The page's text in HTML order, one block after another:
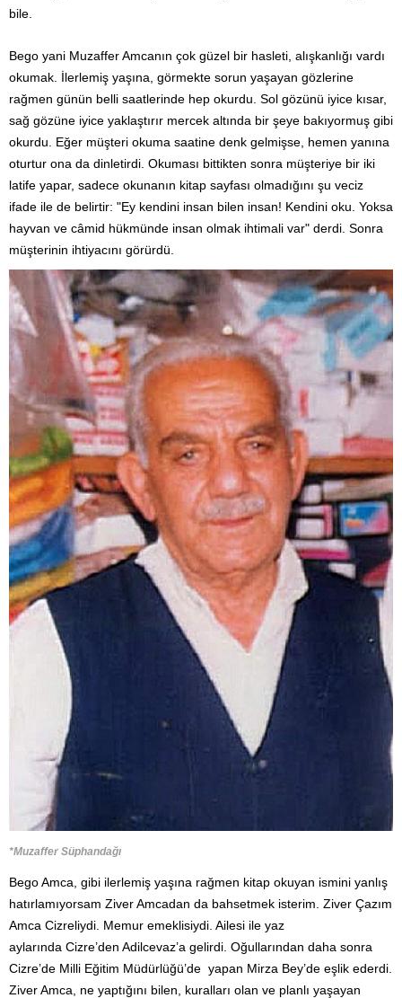
bile.
Bego yani Muzaffer Amcanın çok güzel bir hasleti, alışkanlığı vardı
okumak. İlerlemiş yaşına, görmekte sorun yaşayan gözlerine
rağmen günün belli saatlerinde hep okurdu. Sol gözünü iyice kısar,
sağ gözüne iyice yaklaştırır mercek altında bir şeye bakıyormuş gibi
okurdu. Eğer müşteri okuma saatine denk gelmişse, hemen yanına
oturtur ona da dinletirdi. Okuması bittikten sonra müşteriye bir iki
latife yapar, sadece okunanın kitap sayfası olmadığını şu veciz
ifade ile de belirtir: "Ey kendini insan bilen insan! Kendini oku. Yoksa
hayvan ve câmid hükmünde insan olmak ihtimali var" derdi. Sonra
müşterinin ihtiyacını görürdü.
*Muzaffer Süphandağı
Bego Amca, gibi ilerlemiş yaşına rağmen kitap okuyan ismini yanlış
hatırlamıyorsam Ziver Amcadan da bahsetmek isterim. Ziver Çazım
Amca Cizreliydi. Memur emeklisiydi. Ailesi ile yaz
aylarında Cizre’den Adilcevaz’a gelirdi. Oğullarından daha sonra
Cizre’de Milli Eğitim Müdürlüğü’de yapan Mirza Bey’de eşlik ederdi.
Ziver Amca, ne yaptığını bilen, kuralları olan ve planlı yaşayan